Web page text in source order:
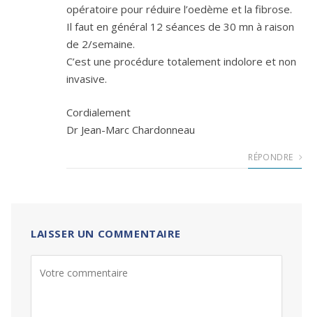
opératoire pour réduire l’oedème et la fibrose.
Il faut en général 12 séances de 30 mn à raison
de 2/semaine.
C’est une procédure totalement indolore et non
invasive.
Cordialement
Dr Jean-Marc Chardonneau
RÉPONDRE
LAISSER UN COMMENTAIRE